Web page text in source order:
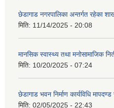
छेडागाड नगरपालिका अन्तर्गत रहेका
मिति: 11/14/2025 - 20:08
मानसिक स्वास्थ्य तथा मनोसामाजिक
मिति: 10/20/2025 - 07:24
छेडागाड भवन निर्माण कार्यविधि
मिति: 02/05/2025 - 22:43